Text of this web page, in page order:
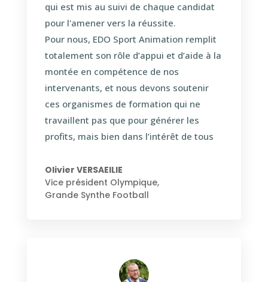
qui est mis au suivi de chaque candidat
pour l'amener vers la réussite.
Pour nous, EDO Sport Animation remplit
totalement son rôle d’appui et d’aide à la
montée en compétence de nos
intervenants, et nous devons soutenir
ces organismes de formation qui ne
travaillent pas que pour générer les
profits, mais bien dans l’intérêt de tous
Olivier VERSAEILIE
Vice président Olympique,
Grande Synthe Football